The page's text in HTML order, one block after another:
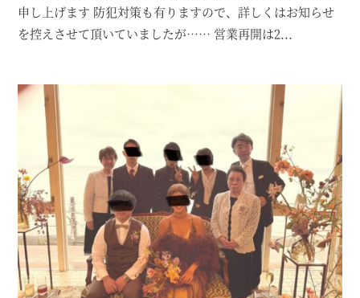
申し上げます 防犯対策も有りますので、詳しくはお知らせ
を控えさせて頂いていましたが…… 営業再開は2...